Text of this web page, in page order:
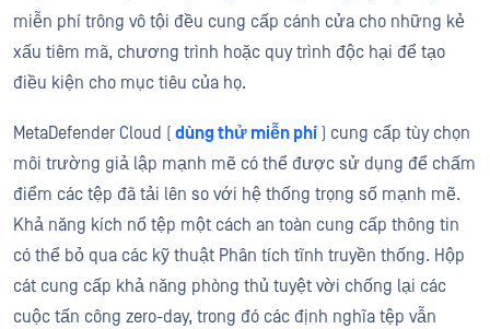
miễn phí trông vô tội đều cung cấp cánh cửa cho những kẻ
xấu tiêm mã, chương trình hoặc quy trình độc hại để tạo
điều kiện cho mục tiêu của họ.
MetaDefender Cloud ( dùng thử miễn phí) cung cấp tùy chọn
môi trường giả lập mạnh mẽ có thể được sử dụng để chấm
điểm các tệp đã tải lên so với hệ thống trọng số mạnh mẽ.
Khả năng kích nổ tệp một cách an toàn cung cấp thông tin
có thể bỏ qua các kỹ thuật Phân tích tĩnh truyền thống. Hộp
cát cung cấp khả năng phòng thủ tuyệt vời chống lại các
cuộc tấn công zero-day, trong đó các định nghĩa tệp vẫn